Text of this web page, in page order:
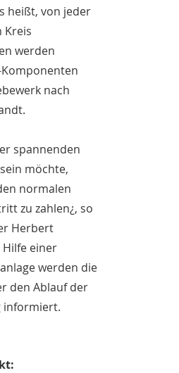
heißt, von jeder
Kreis
werden
Komponenten
nach
spannenden
möchte,
normalen
zu zahlen¿, so
Herbert
einer
werden die
den Ablauf der
informiert.